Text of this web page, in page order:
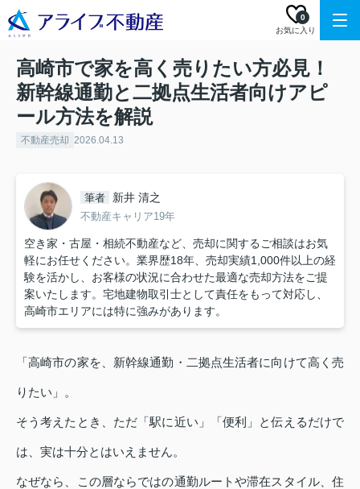
お気に入り
0
高崎市で家を高く売りたい方必見！
新幹線通勤と二拠点生活者向けアピ
ール方法を解説
不動産売却 2026.04.13
筆者 新井 清之
不動産キャリア19年
空き家・古屋・相続不動産など、売却に関するご相談はお気
軽にお任せください。業界歴18年、売却実績1,000件以上の経
験を活かし、お客様の状況に合わせた最適な売却方法をご提
案いたします。宅地建物取引士として責任をもって対応し、
高崎市エリアには特に強みがあります。
「高崎市の家を、新幹線通勤・二拠点生活者に向けて高く売
りたい」。
そう考えたとき、ただ「駅に近い」「便利」と伝えるだけで
は、実は十分とはいえません。
なぜなら、この層ならではの通勤ルートや滞在スタイル、住